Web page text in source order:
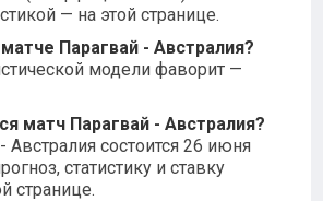
— на этой странице.
Парагвай - Австралия?
модели фаворит —
матч Парагвай - Австралия?
Австралия состоится 26 июня
статистику и ставку
странице.